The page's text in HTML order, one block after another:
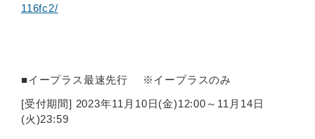
116fc2/
■イープラス最速先行 ※イープラスのみ
[受付期間] 2023年11月10日(金)12:00～11月14日
(火)23:59